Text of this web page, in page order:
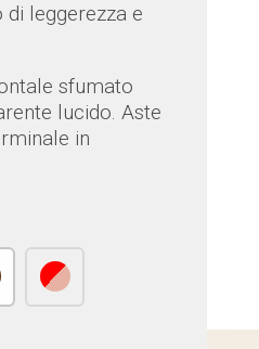
leggerezza e
sfumato
lucido. Aste
in